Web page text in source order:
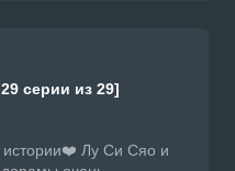
серии из 29]
Лу Си Сяо и